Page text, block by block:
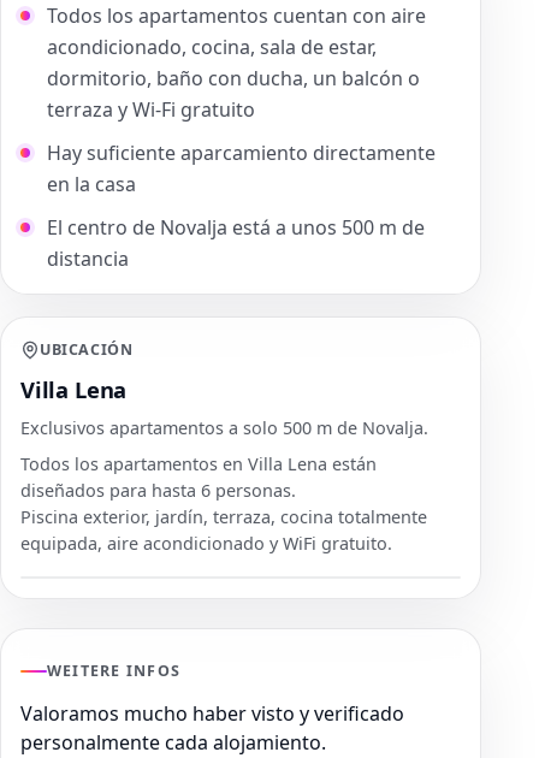
Todos los apartamentos cuentan con aire
acondicionado, cocina, sala de estar,
dormitorio, baño con ducha, un balcón o
terraza y Wi-Fi gratuito
Hay suficiente aparcamiento directamente
en la casa
El centro de Novalja está a unos 500 m de
distancia
UBICACIÓN
Villa Lena
Exclusivos apartamentos a solo 500 m de Novalja.
Todos los apartamentos en Villa Lena están
diseñados para hasta 6 personas.
Piscina exterior, jardín, terraza, cocina totalmente
equipada, aire acondicionado y WiFi gratuito.
WEITERE INFOS
Valoramos mucho haber visto y verificado
personalmente cada alojamiento.